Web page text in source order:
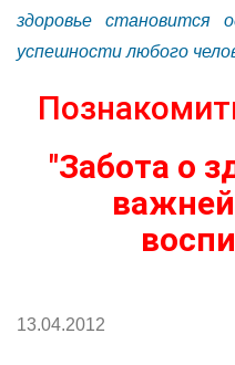
здоровье становится
успешности любого
"Забота о
13.04.2012